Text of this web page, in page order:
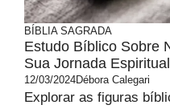
BÍBLIA SAGRADA
Estudo Bíblico Sobre
Sua Jornada Espiritual
12/03/2024Débora Calegari
Explorar as figuras